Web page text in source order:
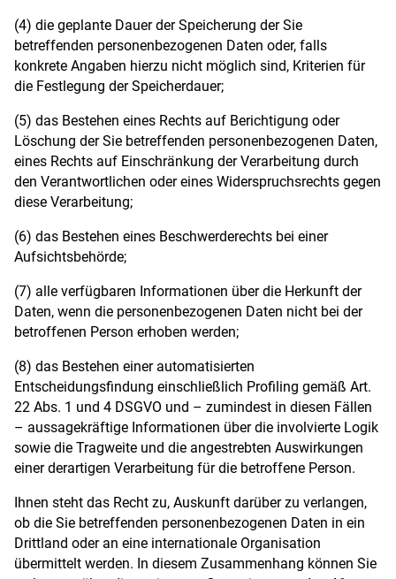
(4) die geplante Dauer der Speicherung der Sie
betreffenden personenbezogenen Daten oder, falls
konkrete Angaben hierzu nicht möglich sind, Kriterien für
die Festlegung der Speicherdauer;
(5) das Bestehen eines Rechts auf Berichtigung oder
Löschung der Sie betreffenden personenbezogenen Daten,
eines Rechts auf Einschränkung der Verarbeitung durch
den Verantwortlichen oder eines Widerspruchsrechts gegen
diese Verarbeitung;
(6) das Bestehen eines Beschwerderechts bei einer
Aufsichtsbehörde;
(7) alle verfügbaren Informationen über die Herkunft der
Daten, wenn die personenbezogenen Daten nicht bei der
betroffenen Person erhoben werden;
(8) das Bestehen einer automatisierten
Entscheidungsfindung einschließlich Profiling gemäß Art.
22 Abs. 1 und 4 DSGVO und – zumindest in diesen Fällen
– aussagekräftige Informationen über die involvierte Logik
sowie die Tragweite und die angestrebten Auswirkungen
einer derartigen Verarbeitung für die betroffene Person.
Ihnen steht das Recht zu, Auskunft darüber zu verlangen,
ob die Sie betreffenden personenbezogenen Daten in ein
Drittland oder an eine internationale Organisation
übermittelt werden. In diesem Zusammenhang können Sie